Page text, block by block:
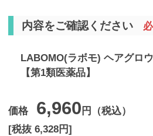
内容をご確認ください
LABOMO(ラボモ) ヘアグロ
【第1類医薬品】
価格 6,960 円（税込）
[税抜 6,328円]